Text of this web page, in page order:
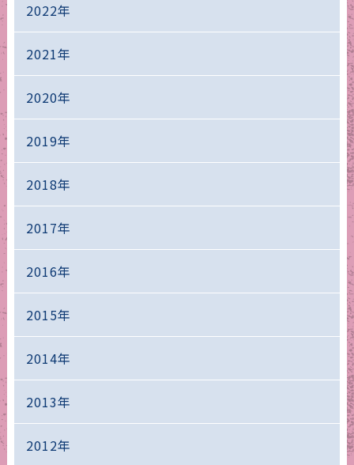
2022年
2021年
2020年
2019年
2018年
2017年
2016年
2015年
2014年
2013年
2012年